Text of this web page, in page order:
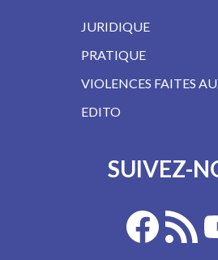
JURIDIQUE
PRATIQUE
VIOLENCES FAITES
EDITO
SUIVEZ-